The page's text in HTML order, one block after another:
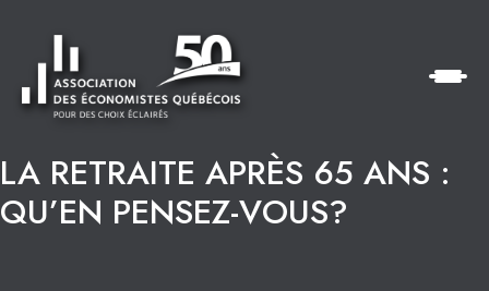
LA RETRAITE APRÈS 65 ANS :
QU’EN PENSEZ-VOUS?